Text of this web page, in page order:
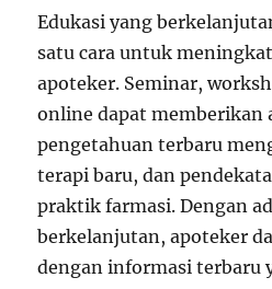
Edukasi yang
satu cara untuk
apoteker. Seminar,
online dapat memberikan
pengetahuan terbaru
terapi baru, dan
praktik farmasi. Dengan
berkelanjutan, apoteker
dengan informasi terbaru